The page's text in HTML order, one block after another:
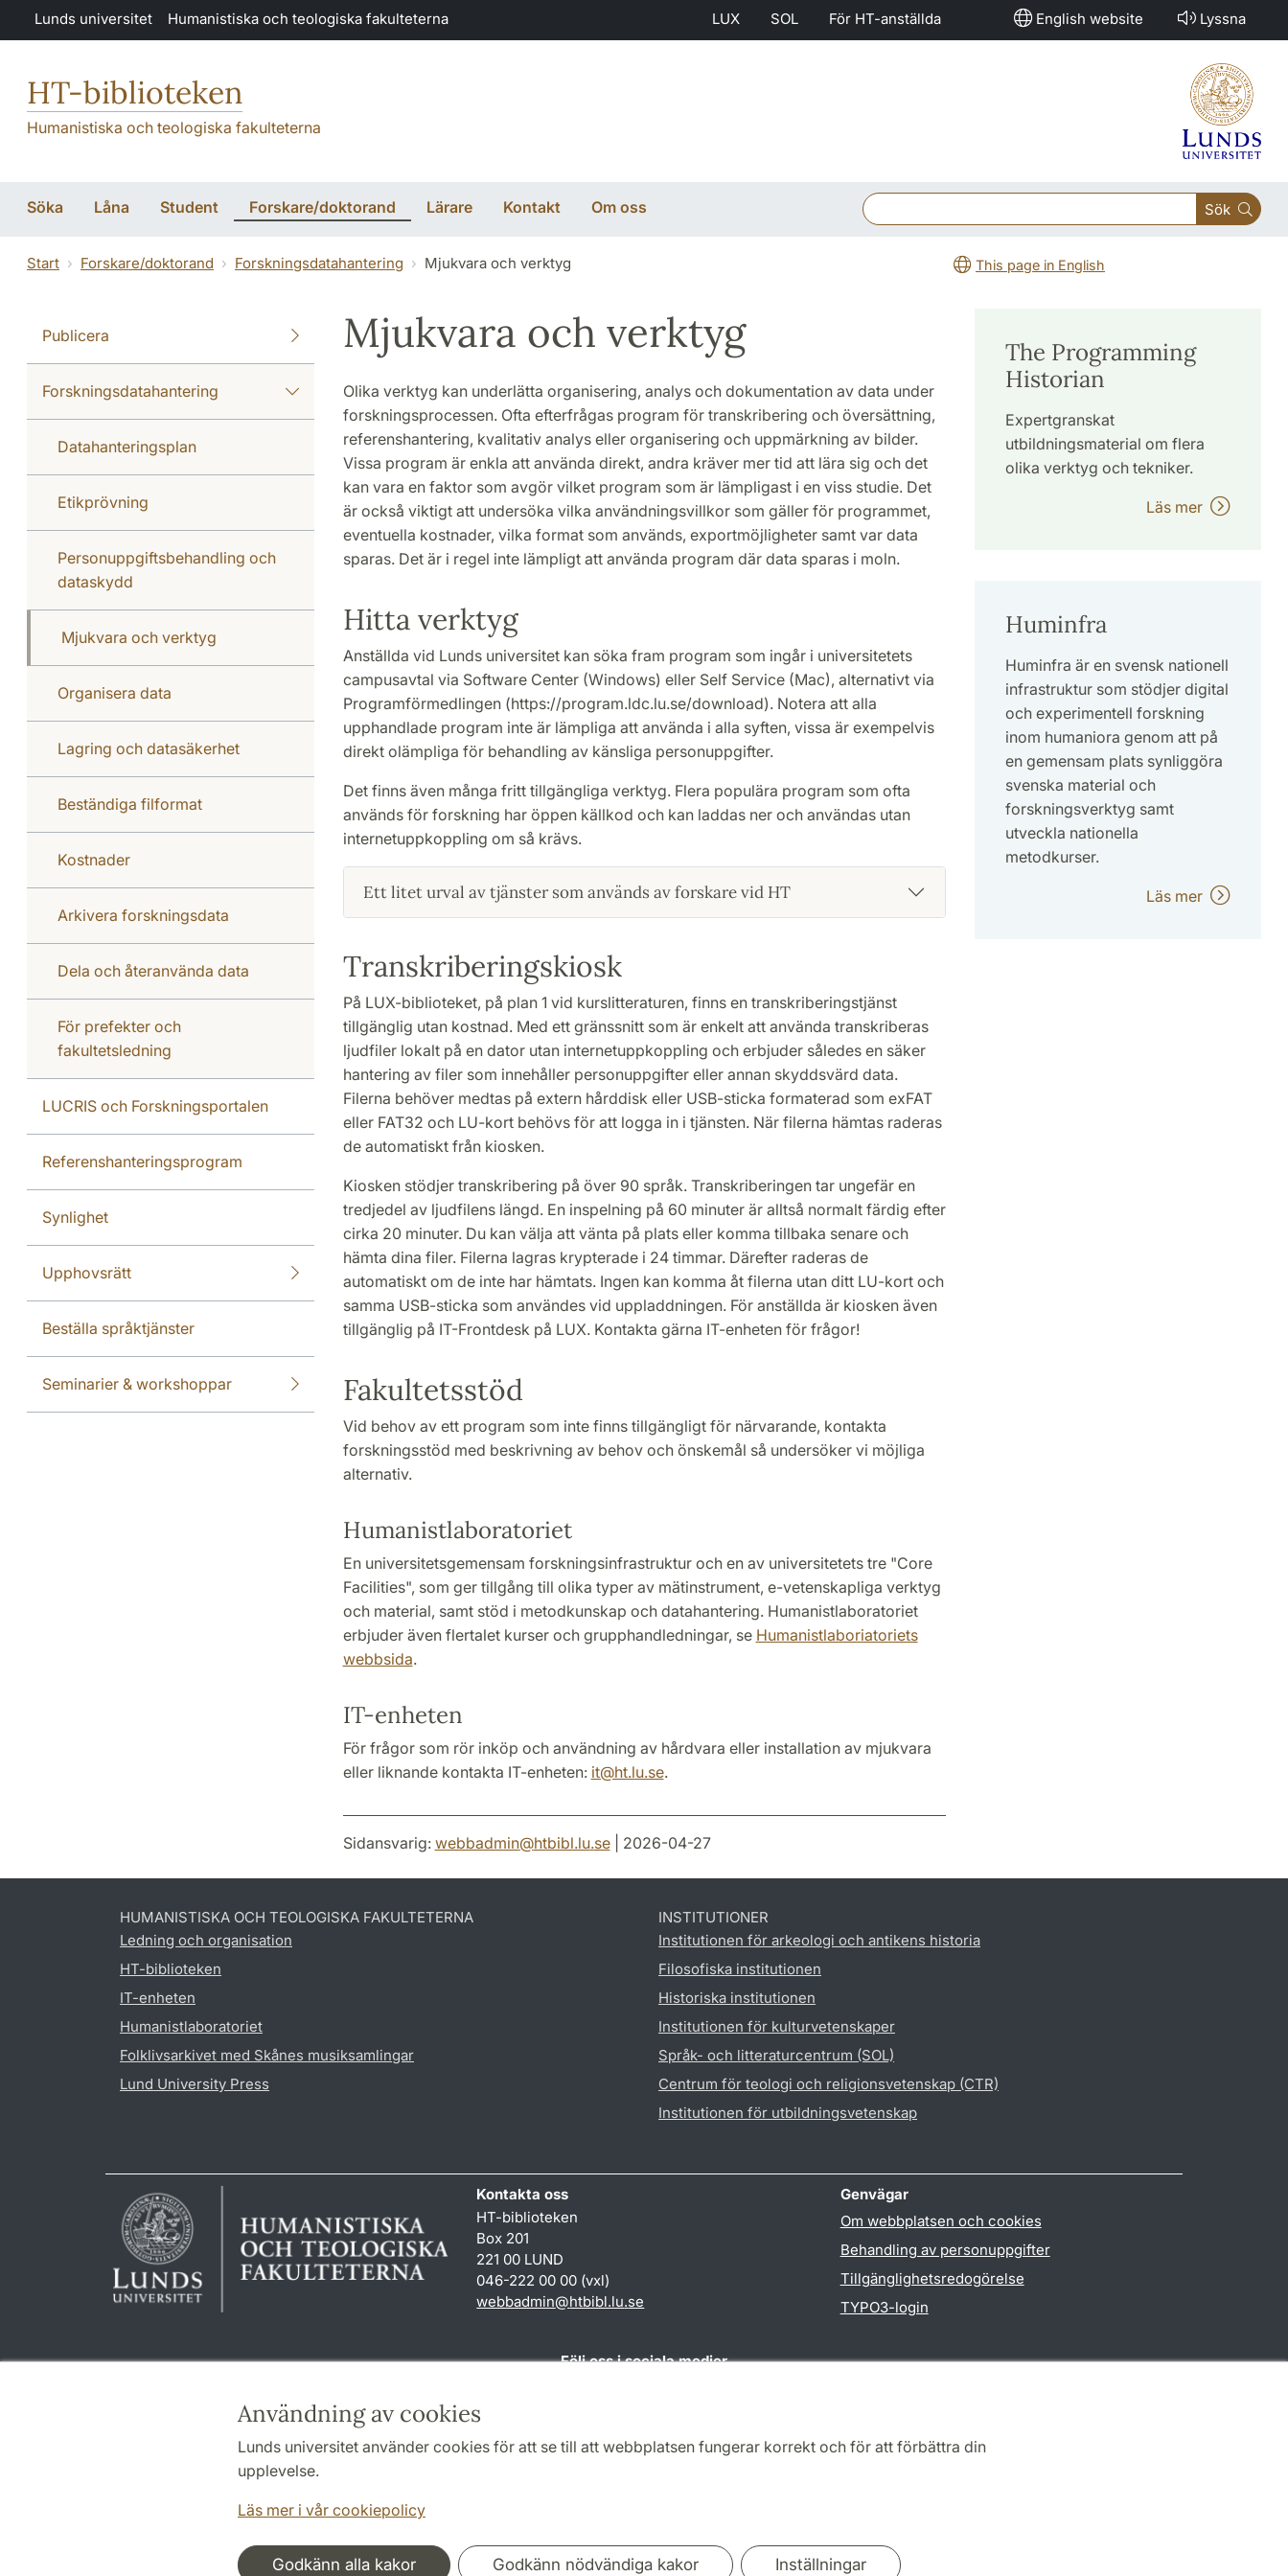
Hoppa till huvudinnehåll
Användning av cookies
Lunds universitet använder cookies för att se till att webbplatsen fungerar korrekt och för att förbättra din
upplevelse.
Läs mer i vår cookiepolicy
Godkänn alla kakor Godkänn nödvändiga kakor Inställningar
Lunds universitet Humanistiska och teologiska fakulteterna LUX SOL För HT-anställda English website Lyssna
HT-biblioteken
Humanistiska och teologiska fakulteterna
Söka Låna Student Forskare/doktorand Lärare Kontakt Om oss Sök
Start Forskare/doktorand Forskningsdatahantering Mjukvara och verktyg This page in English
Publicera
Forskningsdatahantering
Datahanteringsplan
Etikprövning
Personuppgiftsbehandling och
dataskydd
Mjukvara och verktyg
Organisera data
Lagring och datasäkerhet
Beständiga filformat
Kostnader
Arkivera forskningsdata
Dela och återanvända data
För prefekter och
fakultetsledning
LUCRIS och Forskningsportalen
Referenshanteringsprogram
Synlighet
Upphovsrätt
Beställa språktjänster
Seminarier & workshoppar
Mjukvara och verktyg
Olika verktyg kan underlätta organisering, analys och dokumentation av data under
forskningsprocessen. Ofta efterfrågas program för transkribering och översättning,
referenshantering, kvalitativ analys eller organisering och uppmärkning av bilder.
Vissa program är enkla att använda direkt, andra kräver mer tid att lära sig och det
kan vara en faktor som avgör vilket program som är lämpligast i en viss studie. Det
är också viktigt att undersöka vilka användningsvillkor som gäller för programmet,
eventuella kostnader, vilka format som används, exportmöjligheter samt var data
sparas. Det är i regel inte lämpligt att använda program där data sparas i moln.
Hitta verktyg
Anställda vid Lunds universitet kan söka fram program som ingår i universitetets
campusavtal via Software Center (Windows) eller Self Service (Mac), alternativt via
Programförmedlingen (https://program.ldc.lu.se/download). Notera att alla
upphandlade program inte är lämpliga att använda i alla syften, vissa är exempelvis
direkt olämpliga för behandling av känsliga personuppgifter.
Det finns även många fritt tillgängliga verktyg. Flera populära program som ofta
används för forskning har öppen källkod och kan laddas ner och användas utan
internetuppkoppling om så krävs.
Ett litet urval av tjänster som används av forskare vid HT
Transkriberingskiosk
På LUX-biblioteket, på plan 1 vid kurslitteraturen, finns en transkriberingstjänst
tillgänglig utan kostnad. Med ett gränssnitt som är enkelt att använda transkriberas
ljudfiler lokalt på en dator utan internetuppkoppling och erbjuder således en säker
hantering av filer som innehåller personuppgifter eller annan skyddsvärd data.
Filerna behöver medtas på extern hårddisk eller USB-sticka formaterad som exFAT
eller FAT32 och LU-kort behövs för att logga in i tjänsten. När filerna hämtas raderas
de automatiskt från kiosken.
Kiosken stödjer transkribering på över 90 språk. Transkriberingen tar ungefär en
tredjedel av ljudfilens längd. En inspelning på 60 minuter är alltså normalt färdig efter
cirka 20 minuter. Du kan välja att vänta på plats eller komma tillbaka senare och
hämta dina filer. Filerna lagras krypterade i 24 timmar. Därefter raderas de
automatiskt om de inte har hämtats. Ingen kan komma åt filerna utan ditt LU-kort och
samma USB-sticka som användes vid uppladdningen. För anställda är kiosken även
tillgänglig på IT-Frontdesk på LUX. Kontakta gärna IT-enheten för frågor!
Fakultetsstöd
Vid behov av ett program som inte finns tillgängligt för närvarande, kontakta
forskningsstöd med beskrivning av behov och önskemål så undersöker vi möjliga
alternativ.
Humanistlaboratoriet
En universitetsgemensam forskningsinfrastruktur och en av universitetets tre "Core
Facilities", som ger tillgång till olika typer av mätinstrument, e-vetenskapliga verktyg
och material, samt stöd i metodkunskap och datahantering. Humanistlaboratoriet
erbjuder även flertalet kurser och grupphandledningar, se Humanistlaboriatoriets
webbsida.
IT-enheten
För frågor som rör inköp och användning av hårdvara eller installation av mjukvara
eller liknande kontakta IT-enheten: it@ht.lu.se.
The Programming
Historian
Expertgranskat
utbildningsmaterial om flera
olika verktyg och tekniker.
Läs mer
Huminfra
Huminfra är en svensk nationell
infrastruktur som stödjer digital
och experimentell forskning
inom humaniora genom att på
en gemensam plats synliggöra
svenska material och
forskningsverktyg samt
utveckla nationella
metodkurser.
Läs mer
Sidansvarig: webbadmin@htbibl.lu.se| 2026-04-27
HUMANISTISKA OCH TEOLOGISKA FAKULTETERNA
Ledning och organisation
HT-biblioteken
IT-enheten
Humanistlaboratoriet
Folklivsarkivet med Skånes musiksamlingar
Lund University Press
INSTITUTIONER
Institutionen för arkeologi och antikens historia
Filosofiska institutionen
Historiska institutionen
Institutionen för kulturvetenskaper
Språk- och litteraturcentrum (SOL)
Centrum för teologi och religionsvetenskap (CTR)
Institutionen för utbildningsvetenskap
Kontakta oss
HT-biblioteken
Box 201
221 00 LUND
046-222 00 00 (vxl)
webbadmin@htbibl.lu.se
Genvägar
Om webbplatsen och cookies
Behandling av personuppgifter
Tillgänglighetsredogörelse
TYPO3-login
Följ oss i sociala medier